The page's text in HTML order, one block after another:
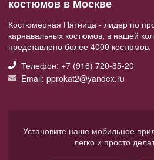
костюмов в Москве
Костюмерная Пятница - лидер по
карнавальных костюмов, в нашей
представлено более 4000 костюмов.
Телефон: +7 (916) 720-85-20
Email: pprokat2@yandex.ru
Установите наше мобильное
легко и просто